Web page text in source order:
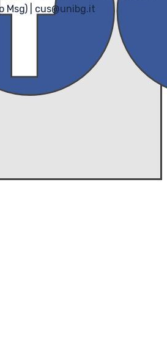
Msg) | cus@unibg.it